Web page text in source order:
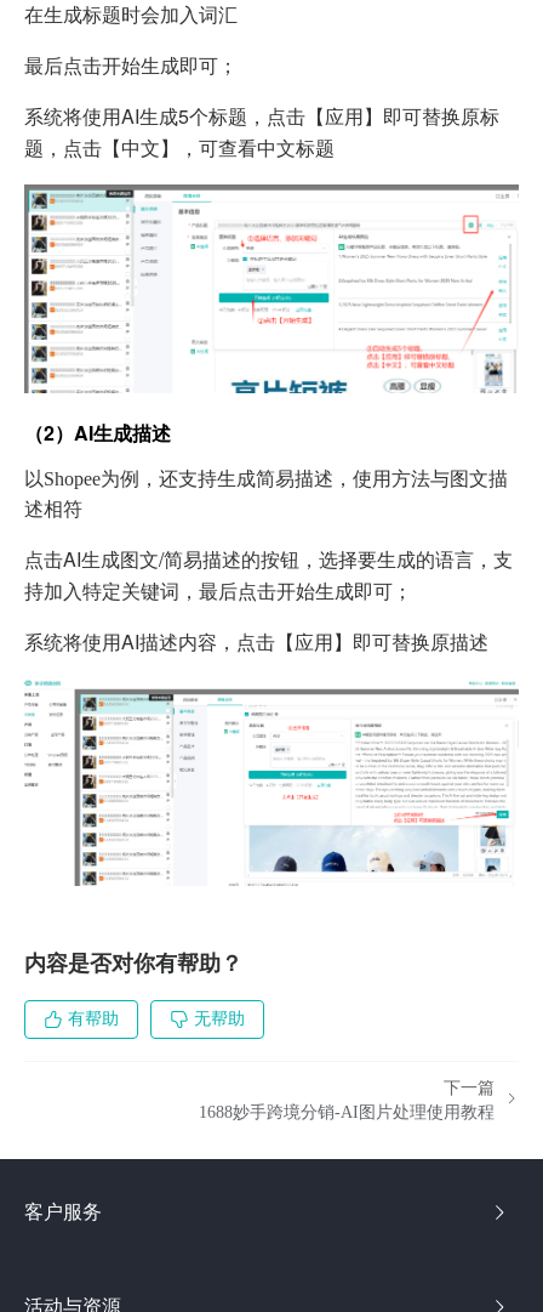
在生成标题时会加入词汇
最后点击开始生成即可；
系统将使用AI生成5个标题，点击【应用】即可替换原标
题，点击【中文】，可查看中文标题
（2）AI生成描述
以Shopee为例，还支持生成简易描述，使用方法与图文描
述相符
点击AI生成图文/简易描述的按钮，选择要生成的语言，支
持加入特定关键词，最后点击开始生成即可；
系统将使用AI描述内容，点击【应用】即可替换原描述
内容是否对你有帮助？
有帮助 无帮助
下一篇
1688妙手跨境分销-AI图片处理使用教程
客户服务
活动与资源